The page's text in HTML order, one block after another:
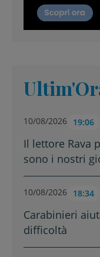
10/08/2026 19:06
Il lettore Rava
sono i nostri
10/08/2026 18:34
Carabinieri
difficoltà